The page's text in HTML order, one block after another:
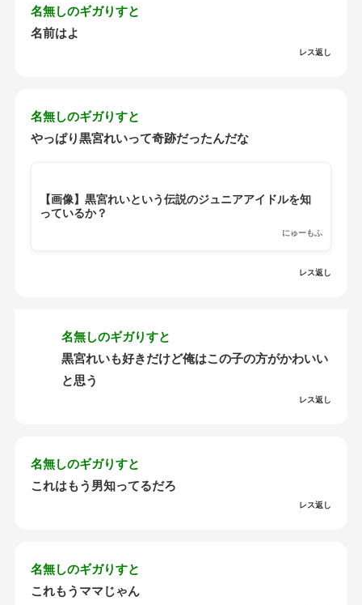
名無しのギガりすと
名前はよ
レス返し
名無しのギガりすと
やっぱり黒宮れいって奇跡だったんだな
【画像】黒宮れいという伝説のジュニアアイドルを知
っているか？
にゅーもふ
レス返し
名無しのギガりすと
黒宮れいも好きだけど俺はこの子の方がかわいい
と思う
レス返し
名無しのギガりすと
これはもう男知ってるだろ
レス返し
名無しのギガりすと
これもうママじゃん